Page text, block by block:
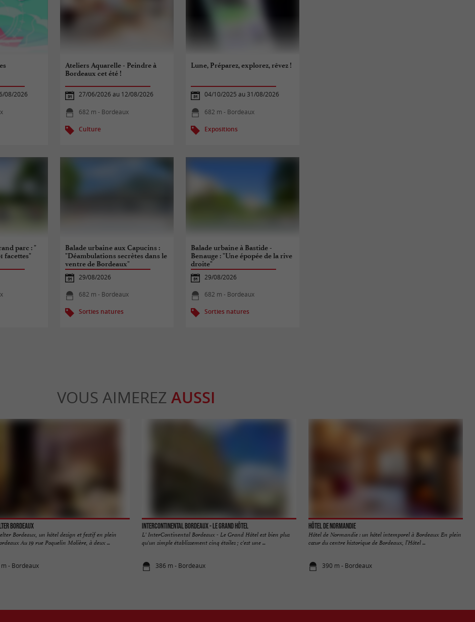
08/2026
Ateliers Aquarelle - Peindre à
Bordeaux cet été !
27/06/2026 au 12/08/2026
682 m - Bordeaux
Culture
Lune, Préparez, explorez, rêvez !
04/10/2025 au 31/08/2026
682 m - Bordeaux
Expositions
parc : "
facettes"
Balade urbaine aux Capucins :
"Déambulations secrètes dans le
ventre de Bordeaux"
29/08/2026
682 m - Bordeaux
Sorties natures
Balade urbaine à Bastide -
Benauge : "Une épopée de la rive
droite"
29/08/2026
682 m - Bordeaux
Sorties natures
VOUS AIMEREZ AUSSI
Bordeaux
Bordeaux, un hôtel design et festif en plein
Au 19 rue Poquelin Molière, à deux ...
- Bordeaux
InterContinental Bordeaux - Le Grand Hôtel
L' InterContinental Bordeaux - Le Grand Hôtel est bien plus
qu'un simple établissement cinq étoiles ; c'est une ...
386 m - Bordeaux
Hôtel de Normandie
Hôtel de Normandie : un hôtel intemporel à Bordeaux En plein
cœur du centre historique de Bordeaux, l’Hôtel ...
390 m - Bordeaux